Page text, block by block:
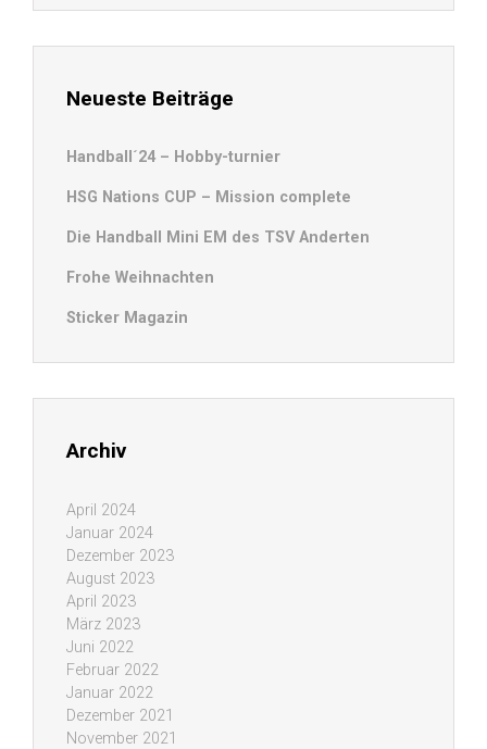
Neueste Beiträge
Handball´24 – Hobby-turnier
HSG Nations CUP – Mission complete
Die Handball Mini EM des TSV Anderten
Frohe Weihnachten
Sticker Magazin
Archiv
April 2024
Januar 2024
Dezember 2023
August 2023
April 2023
März 2023
Juni 2022
Februar 2022
Januar 2022
Dezember 2021
November 2021